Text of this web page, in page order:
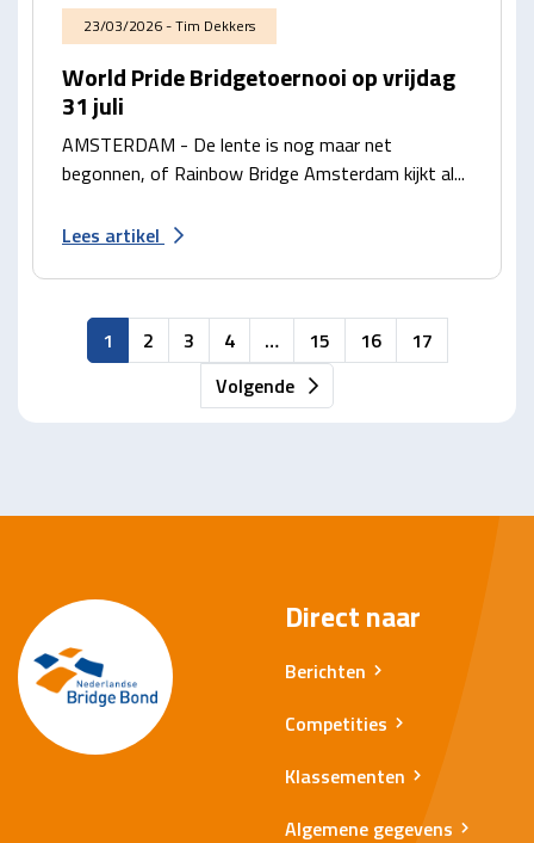
23/03/2026 - Tim Dekkers
World Pride Bridgetoernooi op vrijdag
31 juli
AMSTERDAM - De lente is nog maar net
begonnen, of Rainbow Bridge Amsterdam kijkt al...
Lees artikel
1 2 3 4 … 15 16
17
Volgende
Direct naar
Berichten
Competities
Klassementen
Algemene gegevens